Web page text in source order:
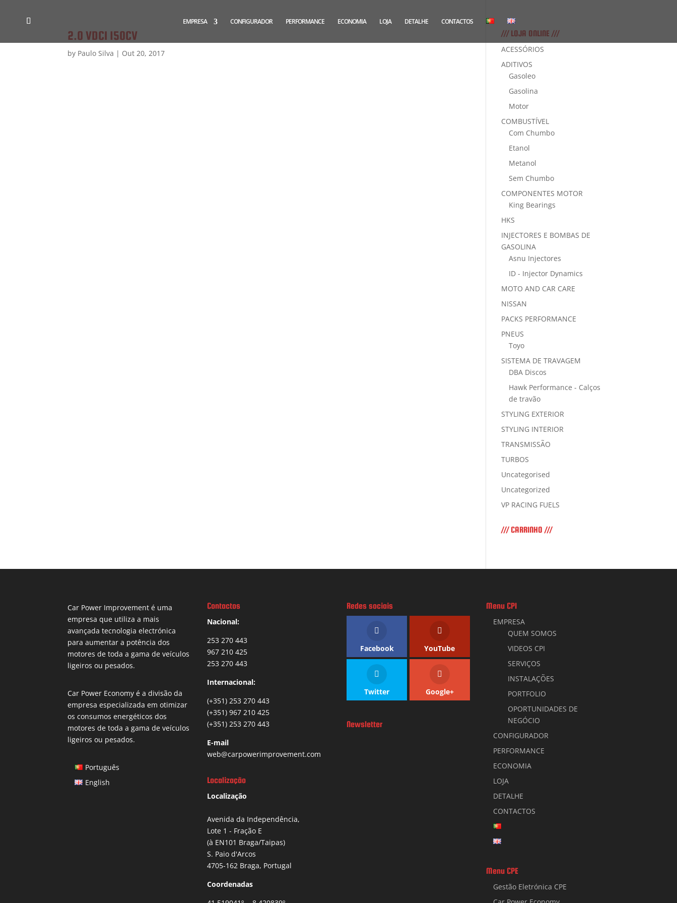
EMPRESA CONFIGURADOR PERFORMANCE ECONOMIA LOJA DETALHE CONTACTOS
2.0 VDCI 150CV
by Paulo Silva | Out 20, 2017
/// LOJA ONLINE ///
ACESSÓRIOS
ADITIVOS
Gasoleo
Gasolina
Motor
COMBUSTÍVEL
Com Chumbo
Etanol
Metanol
Sem Chumbo
COMPONENTES MOTOR
King Bearings
HKS
INJECTORES E BOMBAS DE
GASOLINA
Asnu Injectores
ID - Injector Dynamics
MOTO AND CAR CARE
NISSAN
PACKS PERFORMANCE
PNEUS
Toyo
SISTEMA DE TRAVAGEM
DBA Discos
Hawk Performance - Calços
de travão
STYLING EXTERIOR
STYLING INTERIOR
TRANSMISSÃO
TURBOS
Uncategorised
Uncategorized
VP RACING FUELS
/// CARRINHO ///
Car Power Improvement é uma
empresa que utiliza a mais
avançada tecnologia electrónica
para aumentar a potência dos
motores de toda a gama de veículos
ligeiros ou pesados.
Car Power Economy é a divisão da
empresa especializada em otimizar
os consumos energéticos dos
motores de toda a gama de veículos
ligeiros ou pesados.
Português
English
Contactos
Nacional:
253 270 443
967 210 425
253 270 443
Internacional:
(+351) 253 270 443
(+351) 967 210 425
(+351) 253 270 443
E-mail
web@carpowerimprovement.com
Localização
Localização
Avenida da Independência,
Lote 1 - Fração E
(à EN101 Braga/Taipas)
S. Paio d'Arcos
4705-162 Braga, Portugal
Coordenadas
Redes sociais
Facebook YouTube
Twitter Google+
Newsletter
Menu CPI
EMPRESA
QUEM SOMOS
VIDEOS CPI
SERVIÇOS
INSTALAÇÕES
PORTFOLIO
OPORTUNIDADES DE
NEGÓCIO
CONFIGURADOR
PERFORMANCE
ECONOMIA
LOJA
DETALHE
CONTACTOS
Menu CPE
Gestão Eletrónica CPE